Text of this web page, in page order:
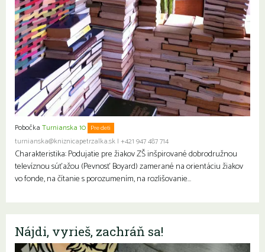
Pobočka Turnianska 10 Pre deti
turnianska@kniznicapetrzalka.sk | +421 947 487 714
Charakteristika: Podujatie pre žiakov ZŠ inšpirované dobrodružnou
televíznou súťažou (Pevnosť Boyard) zamerané na orientáciu žiakov
vo fonde, na čítanie s porozumením, na rozlišovanie…
Nájdi, vyrieš, zachráň sa!